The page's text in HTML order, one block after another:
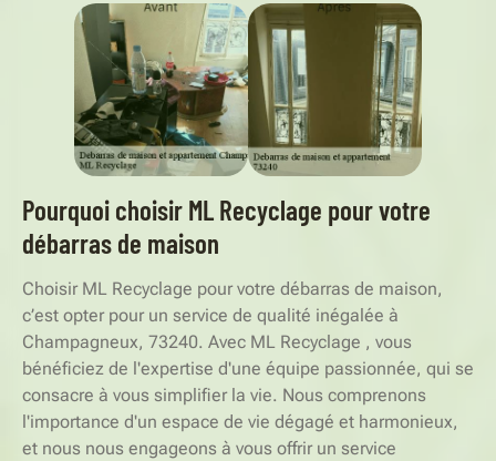
Pourquoi choisir ML Recyclage pour votre
débarras de maison
Choisir ML Recyclage pour votre débarras de maison,
c’est opter pour un service de qualité inégalée à
Champagneux, 73240. Avec ML Recyclage , vous
bénéficiez de l'expertise d'une équipe passionnée, qui se
consacre à vous simplifier la vie. Nous comprenons
l'importance d'un espace de vie dégagé et harmonieux,
et nous nous engageons à vous offrir un service